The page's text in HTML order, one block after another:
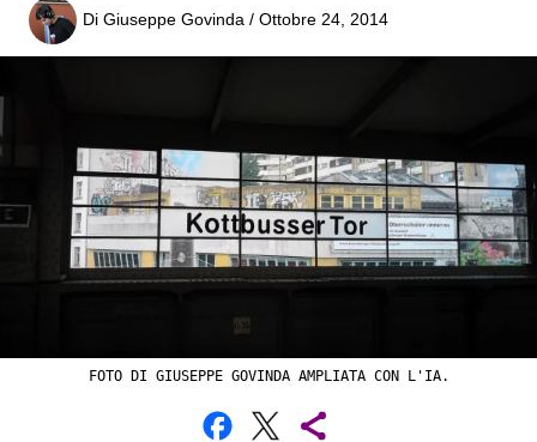
Di Giuseppe Govinda / Ottobre 24, 2014
FOTO DI GIUSEPPE GOVINDA AMPLIATA CON L'IA.